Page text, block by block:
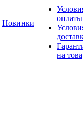
Новинки
оплаты
на